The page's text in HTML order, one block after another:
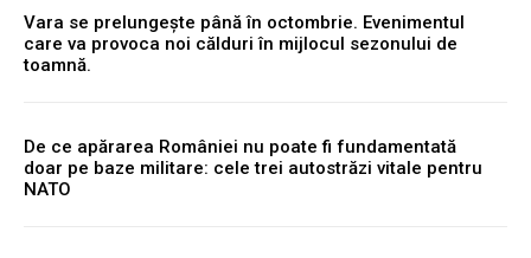
Vara se prelungește până în octombrie. Evenimentul
care va provoca noi călduri în mijlocul sezonului de
toamnă.
De ce apărarea României nu poate fi fundamentată
doar pe baze militare: cele trei autostrăzi vitale pentru
NATO